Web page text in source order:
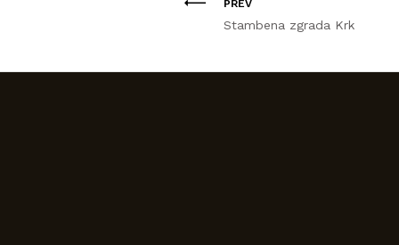
PREV
Stambena zgrada Krk